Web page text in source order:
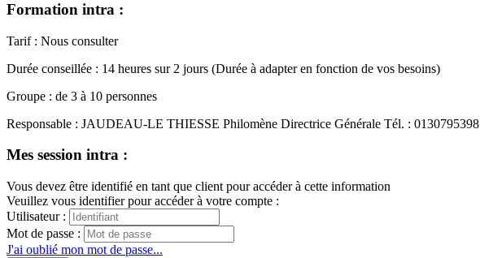
Formation intra :
Tarif : Nous consulter
Durée conseillée : 14 heures sur 2 jours (Durée à adapter en fonction de vos besoins)
Groupe : de 3 à 10 personnes
Responsable : JAUDEAU-LE THIESSE Philomène Directrice Générale Tél. : 0130795398
Mes session intra :
Vous devez être identifié en tant que client pour accéder à cette information
Veuillez vous identifier pour accéder à votre compte :
Utilisateur :
Mot de passe :
J'ai oublié mon mot de passe...